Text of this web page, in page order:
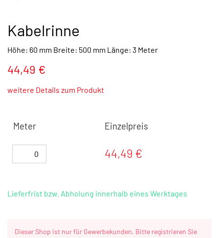
Kabelrinne
Höhe: 60 mm Breite: 500 mm Länge: 3 Meter
44,49 €
weitere Details zum Produkt
Meter Einzelpreis
44,49 €
Lieferfrist bzw. Abholung innerhalb eines Werktages
Dieser Shop ist nur für Gewerbekunden. Bitte registrieren Sie